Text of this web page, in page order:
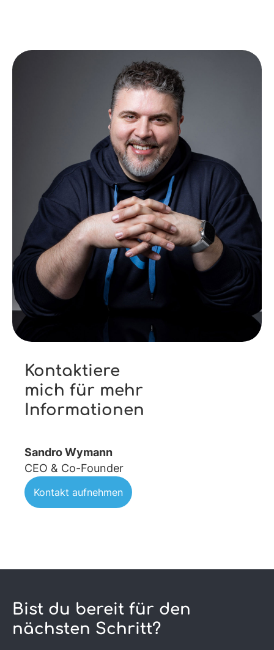
Kontaktiere
mich für mehr
Informationen
Sandro Wymann
CEO & Co-Founder
Kontakt aufnehmen
Bist du bereit für den
nächsten Schritt?